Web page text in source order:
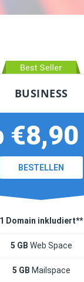
BUSINESS
€8,90
BESTELLEN
1 Domain inkludiert**
5 GB Web Space
5 GB Mailspace